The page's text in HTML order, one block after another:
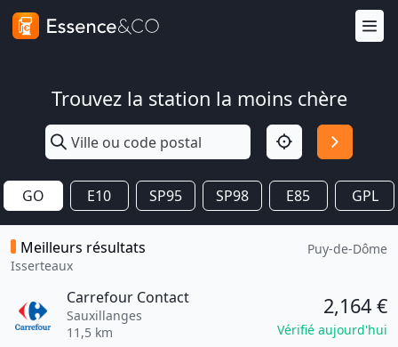
Trouvez la station la moins chère
GO E10 SP95 SP98 E85 GPL
Meilleurs résultats
Isserteaux
Puy-de-Dôme
Carrefour Contact
Sauxillanges
11,5 km
2,164 €
Vérifié aujourd'hui